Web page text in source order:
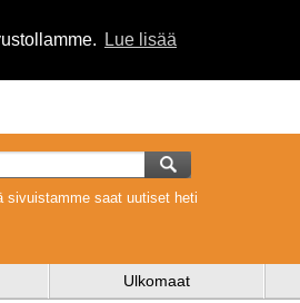
Lue lisää
sivuistamme saat uutiset heti
Ulkomaat